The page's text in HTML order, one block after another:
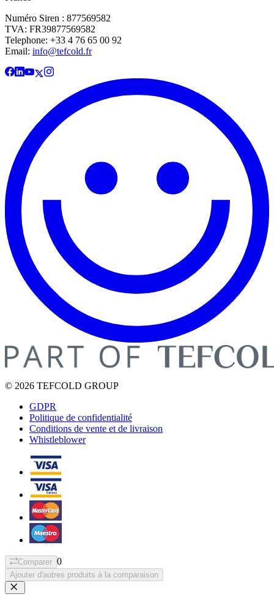
Numéro Siren : 877569582
TVA: FR39877569582
Telephone: +33 4 76 65 00 92
Email: info@tefcold.fr
© 2026 TEFCOLD GROUP
GDPR
Politique de confidentialité
Conditions de vente et de livraison
Whistleblower
Comparer 0
Ajouter d'autres produits à la comparaison